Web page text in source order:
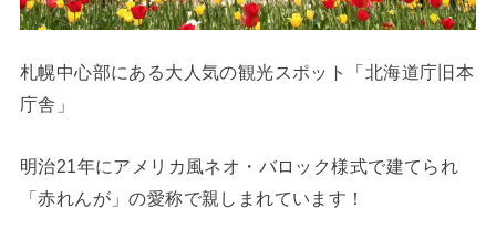
札幌中心部にある大人気の観光スポット「北海道庁旧本
庁舎」
明治21年にアメリカ風ネオ・バロック様式で建てられ
「赤れんが」の愛称で親しまれています！